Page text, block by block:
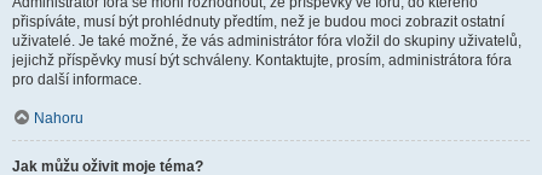
přispíváte, musí být prohlédnuty předtím, než je budou moci zobrazit ostatní
uživatelé. Je také možné, že vás administrátor fóra vložil do skupiny uživatelů,
jejichž příspěvky musí být schváleny. Kontaktujte, prosím, administrátora fóra
pro další informace.
Nahoru
Jak můžu oživit moje téma?